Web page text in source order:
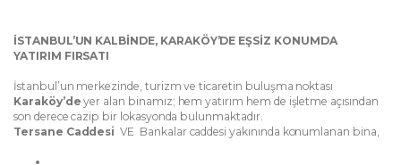
İSTANBUL’UN KALBİNDE, KARAKÖY’DE EŞSİZ KONUMDA
YATIRIM FIRSATI
İstanbul’un merkezinde, turizm ve ticaretin buluşma noktası
Karaköy’de yer alan binamız; hem yatırım hem de işletme açısından
son derece cazip bir lokasyonda bulunmaktadır.
Tersane Caddesi VE Bankalar caddesi yakınında konumlanan bina,